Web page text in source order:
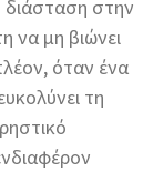
διάσταση στην
να μη βιώνει
όταν ένα
τη